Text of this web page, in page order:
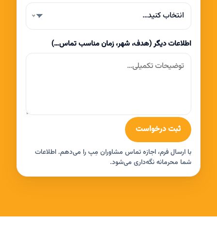
انتخاب کنید…
اطلاعات دیگر (هدف، شهر، زمان مناسب تماس…)
ثبت درخواست
با ارسال فرم، اجازه تماس مشاوران مِپ را می‌دهم. اطلاعات
شما محرمانه نگه‌داری می‌شود.